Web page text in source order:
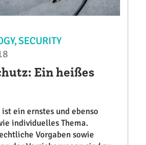
SECURITY
Ein heißes
ein ernstes und ebenso
individuelles Thema.
Vorgaben sowie